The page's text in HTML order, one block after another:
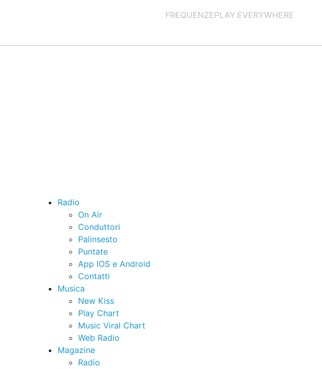
FREQUENZEPLAY EVERYWHERE
Radio
On Air
Conduttori
Palinsesto
Puntate
App IOS e Android
Contatti
Musica
New Kiss
Play Chart
Music Viral Chart
Web Radio
Magazine
Radio